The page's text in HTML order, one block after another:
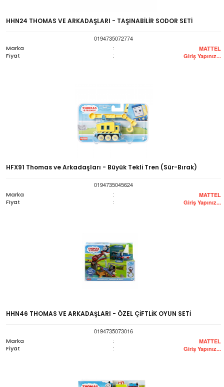
HHN24 THOMAS VE ARKADAŞLARI - TAŞINABİLİR SODOR SETİ
0194735072774
Marka
: MATTEL
Fiyat : Giriş Yapınız...
HFX91 Thomas ve Arkadaşları - Büyük Tekli Tren (Sür-Bırak)
0194735045624
Marka
: MATTEL
Fiyat : Giriş Yapınız...
HHN46 THOMAS VE ARKADAŞLARI - ÖZEL ÇİFTLİK OYUN SETİ
0194735073016
Marka
: MATTEL
Fiyat : Giriş Yapınız...